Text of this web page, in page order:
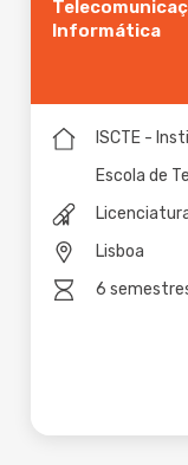
Informática
ISCTE -
Escola de
Lisboa
6